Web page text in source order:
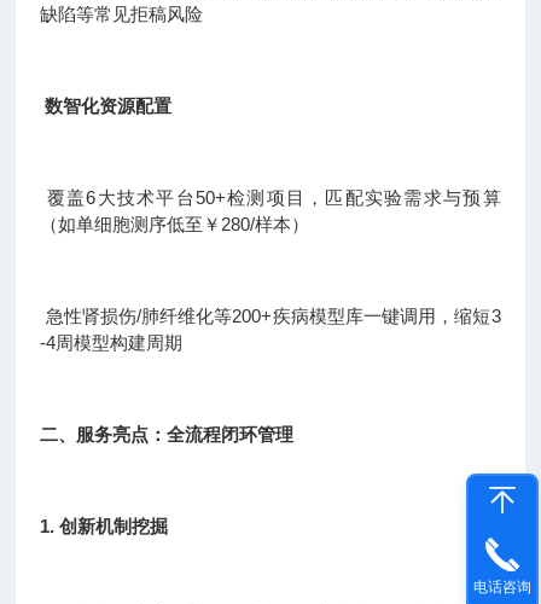
缺陷等常见拒稿风险
数智化资源配置
覆盖6大技术平台50+检测项目，匹配实验需求与预算
（如单细胞测序低至￥280/样本）
急性肾损伤/肺纤维化等200+疾病模型库一键调用，缩短3
-4周模型构建周期
二、服务亮点：全流程闭环管理
1. 创新机制挖掘
电话咨询